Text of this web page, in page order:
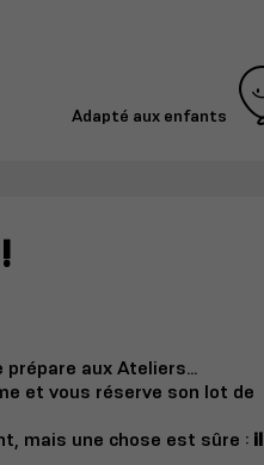
Adapté aux enfants
prépare aux Ateliers…
et vous réserve son lot de
mais une chose est sûre : il